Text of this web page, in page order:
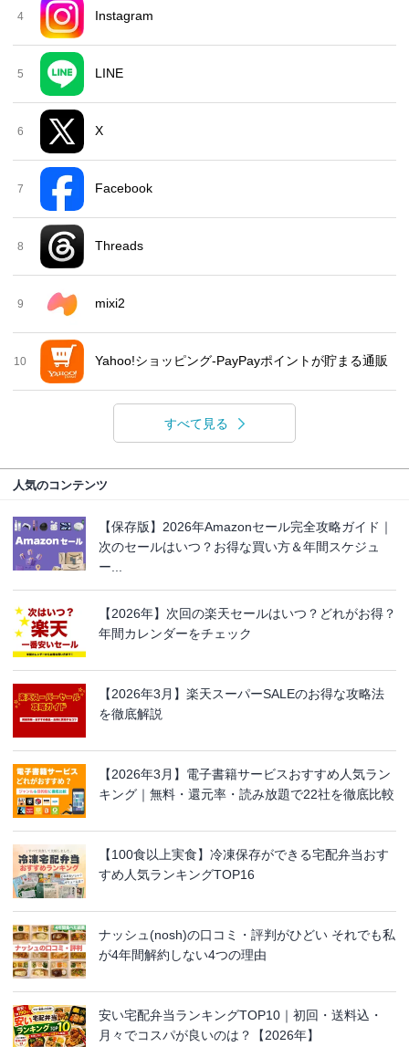
4 Instagram
5 LINE
6 X
7 Facebook
8 Threads
9 mixi2
10 Yahoo!ショッピング-PayPayポイントが貯まる通販
すべて見る
人気のコンテンツ
【保存版】2026年Amazonセール完全攻略ガイド｜
次のセールはいつ？お得な買い方＆年間スケジュ
ー...
【2026年】次回の楽天セールはいつ？どれがお得？
年間カレンダーをチェック
【2026年3月】楽天スーパーSALEのお得な攻略法
を徹底解説
【2026年3月】電子書籍サービスおすすめ人気ラン
キング｜無料・還元率・読み放題で22社を徹底比較
【100食以上実食】冷凍保存ができる宅配弁当おす
すめ人気ランキングTOP16
ナッシュ(nosh)の口コミ・評判がひどい それでも私
が4年間解約しない4つの理由
安い宅配弁当ランキングTOP10｜初回・送料込・
月々でコスパが良いのは？【2026年】